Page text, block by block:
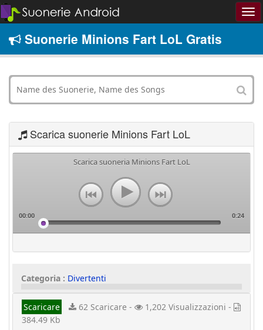
Suonerie Minions Fart LoL Gratis
Scarica suonerie Minions Fart LoL
Scarica suoneria Minions Fart LoL
00:00 0:24
Categoria : Divertenti
Scaricare 62 Scaricare -
1,202 Visualizzazioni -
384.49 Kb